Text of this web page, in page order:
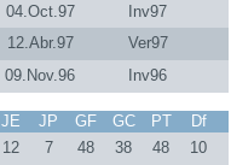
04.Oct.97
Inv97
12.Abr.97
Ver97
09.Nov.96 Inv96
JE JP GF GC PT
Df
12 7 48 38 48
10